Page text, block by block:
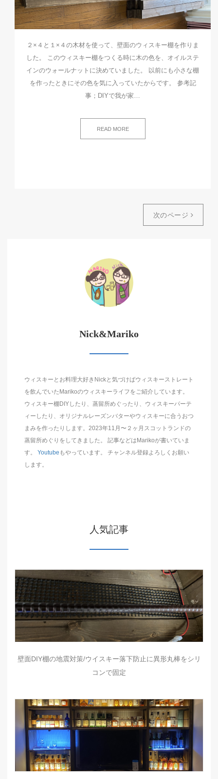
２×４と１×４の木材を使って、壁面のウィスキー棚を作りま
した。 このウィスキー棚をつくる時に木の色を、オイルステ
インのウォールナットに決めていました。 以前にも小さな棚
を作ったときにその色を気に入っていたからです。 参考記
事；DIYで我が家…
READ MORE
次のページ
Nick&Mariko
ウィスキーとお料理大好きNickと気づけばウィスキーストレート
を飲んでいたMarikoのウィスキーライフをご紹介しています。
ウィスキー棚DIYしたり、蒸留所めぐったり、ウィスキーパーテ
ィーしたり、オリジナルレーズンバターやウィスキーに合うおつ
まみを作ったりします。2023年11月〜２ヶ月スコットランドの
蒸留所めぐりをしてきました。 記事などはMarikoが書いていま
す。 Youtube もやっています。 チャンネル登録よろしくお願い
します。
人気記事
壁面DIY棚の地震対策/ウイスキー落下防止に異形丸棒をシリ
コンで固定